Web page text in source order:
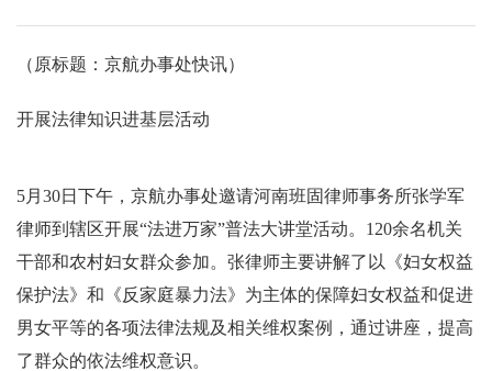
（原标题：京航办事处快讯）
开展法律知识进基层活动
5月30日下午，京航办事处邀请河南班固律师事务所张学军
律师到辖区开展“法进万家”普法大讲堂活动。120余名机关
干部和农村妇女群众参加。张律师主要讲解了以《妇女权益
保护法》和《反家庭暴力法》为主体的保障妇女权益和促进
男女平等的各项法律法规及相关维权案例，通过讲座，提高
了群众的依法维权意识。